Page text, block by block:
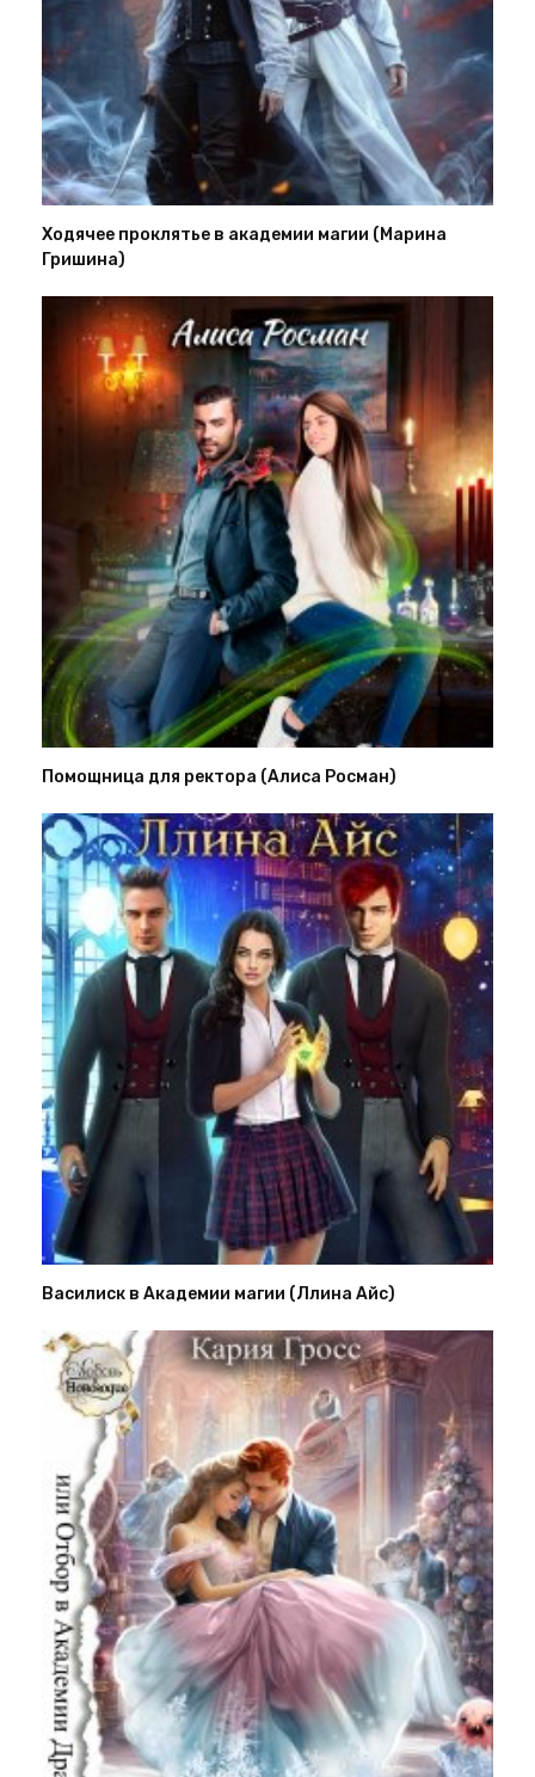
Ходячее проклятье в академии магии (Марина
Гришина)
Помощница для ректора (Алиса Росман)
Василиск в Академии магии (Ллина Айс)